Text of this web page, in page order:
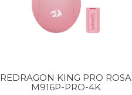
REDRAGON KING PRO ROSA
M916P-PRO-4K